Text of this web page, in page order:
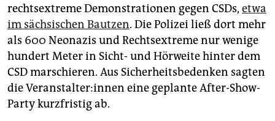
rechtsextreme Demonstrationen gegen CSDs, etwa
im sächsischen Bautzen. Die Polizei ließ dort mehr
als 600 Neonazis und Rechtsextreme nur wenige
hundert Meter in Sicht- und Hörweite hinter dem
CSD marschieren. Aus Sicherheitsbedenken sagten
die Ver­an­stal­te­r:in­nen eine geplante After-Show-
Party kurzfristig ab.